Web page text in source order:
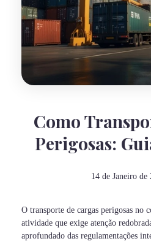
Como
Perigosas:
14 de Janeiro de
O transporte de cargas perigosas no
atividade que exige atenção
aprofundado das regulamentações